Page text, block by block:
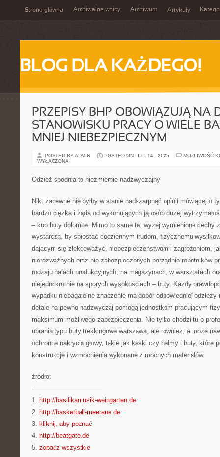
Strona główna Archiwalne wpisy Archiwum Artykuły
BLOG DLA KAŻDEGO!
PRZEPISY BHP OBOWIĄZUJĄ NA
STANOWISKU PRACY O WIELE
MNIEJ NIEBEZPIECZNYM
POSTED BY ADMIN POSTED ON LIP - 14 - 2025
MOŻLIWOŚĆ
WYŁĄCZONA
Odzież spodnia to niezmiernie nadzwyczajny
Nikt zapewne nie byłby w stanie nadszarpnąć opinii mówiącej o
bardzo ciężka i żąda od wykonujących ją osób dużej
– kup buty dolomite. Mimo to same te, wyżej wymienione cechy
wystarczą, by sprostać codziennym trudom, fizycznemu
dającym się zlekceważyć, niebezpieczeństwom i zagrożeniom,
nierozważnych oraz nie zabezpieczonych porządnie robotników
rodzaju halach produkcyjnych, na magazynach, w warsztatach
niejednokrotnie na sporych wysokościach – buty. Każdy
wypadku niebagatelne znaczenie ma dobór odpowiedniej
detale na pewno nadzwyczaj pomogą jednostkom pracującym
maksimum możliwego zabezpieczenia. Nie tylko chodzi tu o
ubrania typu buty trekkingowe warszawa, ale również, a może
ochronne nakrycia głowy, takie jak kaski czy hełmy i buty, które
konstrukcje i wzmocnienia wykonane z mocnych materiałów.
źródło:
———————————
1. http://basilikamusik-weingarten.de
2. http://basketball-meerane.de
3. kliknij, aby poznać
4. http://beatgate.de
5. zobacz wszystkie